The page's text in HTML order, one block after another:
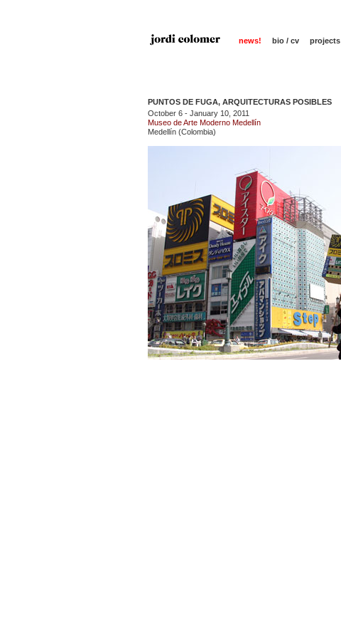
news! bio / cv projects
PUNTOS DE FUGA, ARQUITECTURAS POSIBLES
October 6 - January 10, 2011
Museo de Arte Moderno Medellín
Medellín (Colombia)